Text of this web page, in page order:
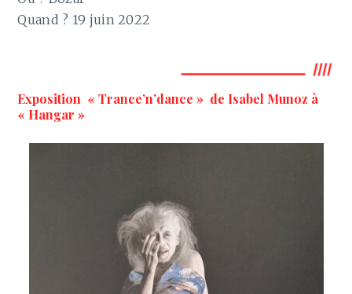
Quand ? 19 juin 2022
Exposition « Trance’n’dance » de Isabel Munoz à
« Hangar »